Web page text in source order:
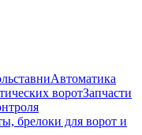
Автоматика
воротЗапчасти
брелоки для ворот и